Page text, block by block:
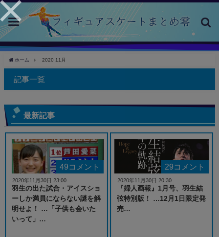
toggle
navigation
ホーム 2020 11月
記事一覧
最新記事
49コメント
羽生の出た試合・アイスショ
ーしか満員にならない謎を解
明せよ！ …「子供も会いた
いって」…
2020年11月30日 23:00
29コメント
『婦人画報』1月号、羽生結
弦特別版！ …12月1日限定発
売…
2020年11月30日 20:30